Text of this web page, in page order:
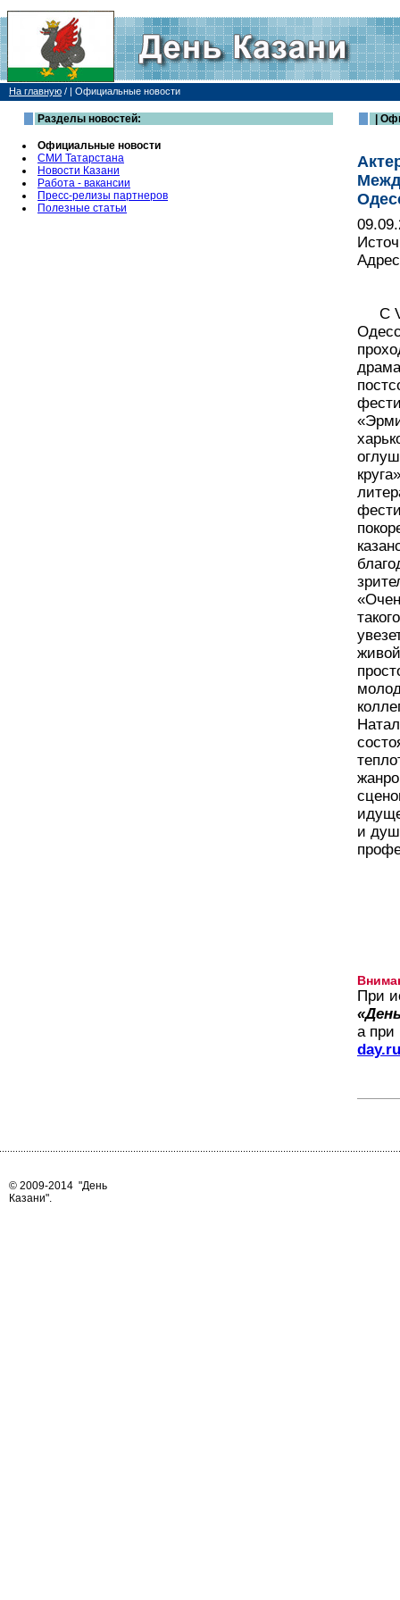
На главную / | Официальные новости
Разделы новостей:
Официальные новости
СМИ Татарстана
Новости Казани
Работа - вакансии
Пресс-релизы партнеров
Полезные статьи
|
С VI
и
При
а при
day.ru
© 2009-2014 "День
Казани".